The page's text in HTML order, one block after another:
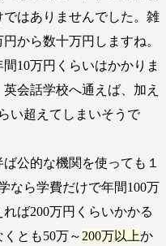
はありませんでした。雑
から数十万円しますね。
10万円くらいはかかりま
会話学校へ通えば、加え
い超えてしまいそうで
公的な機関を使っても１
なら学費だけで年間100万
ば200万円くらいかかる
とも50万～ 200万以上か